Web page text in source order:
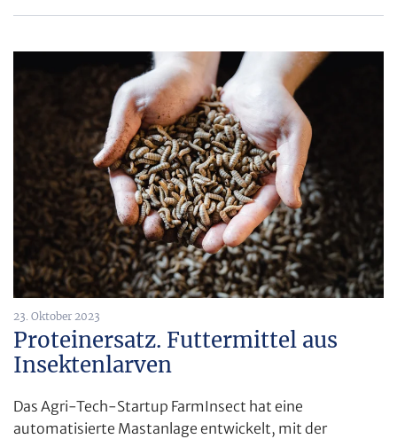
23. Oktober 2023
Proteinersatz. Futtermittel aus
Insektenlarven
Das Agri-Tech-Startup FarmInsect hat eine
automatisierte Mastanlage entwickelt, mit der